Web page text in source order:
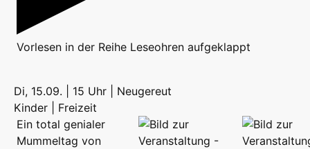
Vorlesen in der Reihe Leseohren aufgeklappt
Di, 15.09. | 15 Uhr | Neugereut
Kinder | Freizeit
Ein total genialer
Mummeltag von